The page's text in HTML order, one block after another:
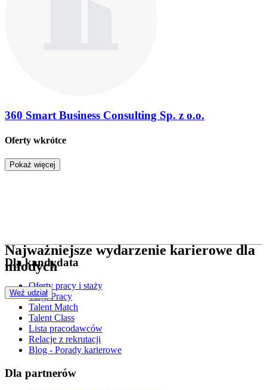
360 Smart Business Consulting Sp. z o.o.
Oferty wkrótce
Pokaż więcej
Najważniejsze wydarzenie karierowe dla
młodych
Weź udział
Dla kandydata
Oferty pracy i staży
Targi Pracy
Talent Match
Talent Class
Lista pracodawców
Relacje z rekrutacji
Blog - Porady karierowe
Dla partnerów